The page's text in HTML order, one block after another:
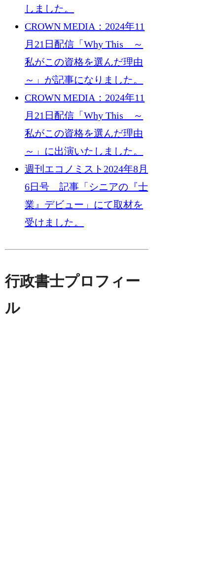
しました。
CROWN MEDIA：2024年11
月21日配信「Why This ～
私がこの資格を選んだ理由
～」が記事になりました。
CROWN MEDIA：2024年11
月21日配信「Why This ～
私がこの資格を選んだ理由
～」に出演いたしました。
週刊エコノミスト2024年8月
6日号 記事「シニアの『士
業』デビュー」にて取材を
受けました。
行政書士プロフィー
ル